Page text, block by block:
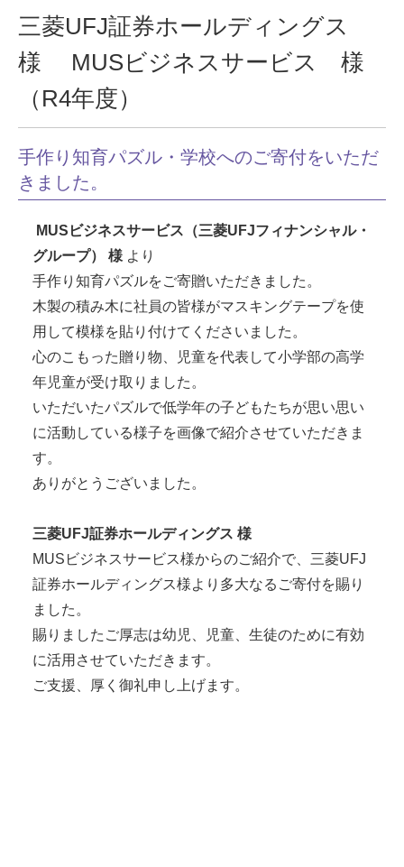
三菱UFJ証券ホールディングス
様 MUSビジネスサービス 様
（R4年度）
手作り知育パズル・学校へのご寄付をいただ
きました。
MUSビジネスサービス（三菱UFJフィナンシャル・
グループ） 様 より
手作り知育パズルをご寄贈いただきました。
木製の積み木に社員の皆様がマスキングテープを使
用して模様を貼り付けてくださいました。
心のこもった贈り物、児童を代表して小学部の高学
年児童が受け取りました。
いただいたパズルで低学年の子どもたちが思い思い
に活動している様子を画像で紹介させていただきま
す。
ありがとうございました。
三菱UFJ証券ホールディングス 様
MUSビジネスサービス様からのご紹介で、三菱UFJ
証券ホールディングス様より多大なるご寄付を賜り
ました。
賜りましたご厚志は幼児、児童、生徒のために有効
に活用させていただきます。
ご支援、厚く御礼申し上げます。